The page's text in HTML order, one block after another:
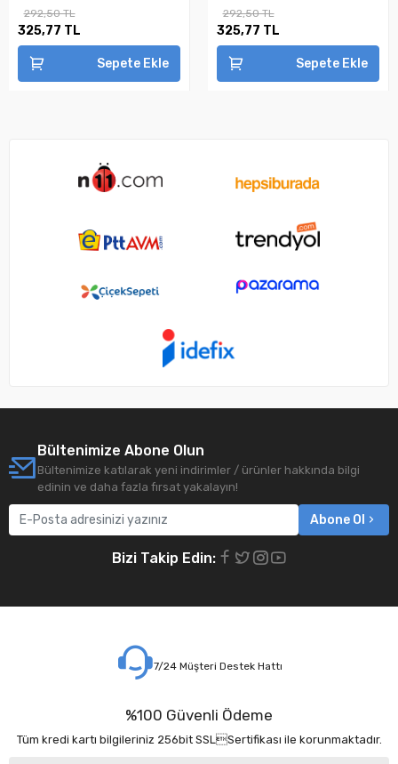
292,50 TL
325,77 TL
Sepete Ekle
292,50 TL
325,77 TL
Sepete Ekle
Bültenimize Abone Olun
Bültenimize katılarak yeni indirimler / ürünler hakkında bilgi
edinin ve daha fazla fırsat yakalayın!
Abone Ol
Bizi Takip Edin:
7/24 Müşteri Destek Hattı
%100 Güvenli Ödeme
Tüm kredi kartı bilgileriniz 256bit SSLSertifikası ile korunmaktadır.